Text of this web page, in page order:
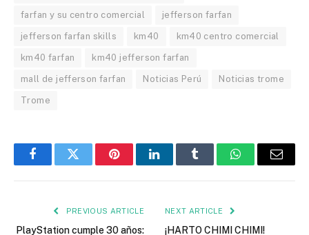
farfan y su centro comercial jefferson farfan
jefferson farfan skills km40 km40 centro comercial
km40 farfan km40 jefferson farfan
mall de jefferson farfan Noticias Perú Noticias trome
Trome
FacebookTwitter PinterestLinkedInTumblr WhatsAppEmail
PREVIOUS ARTICLE
PlayStation cumple 30 años:
NEXT ARTICLE
¡HARTO CHIMI CHIMI!